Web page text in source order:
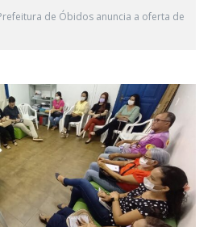
de Óbidos anuncia a oferta de